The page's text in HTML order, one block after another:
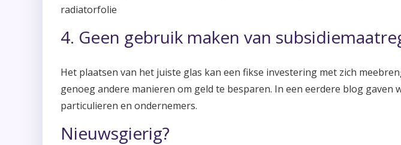
radiatorfolie
4. Geen gebruik maken van
Het plaatsen van het juiste glas kan een fikse investering met zich
genoeg andere manieren om geld te besparen. In een eerdere blog gaven
particulieren en ondernemers.
Nieuwsgierig?